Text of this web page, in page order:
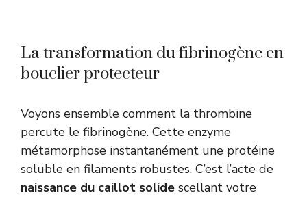
La transformation du fibrinogène en
bouclier protecteur
Voyons ensemble comment la thrombine
percute le fibrinogène. Cette enzyme
métamorphose instantanément une protéine
soluble en filaments robustes. C’est l’acte de
naissance du caillot solide scellant votre